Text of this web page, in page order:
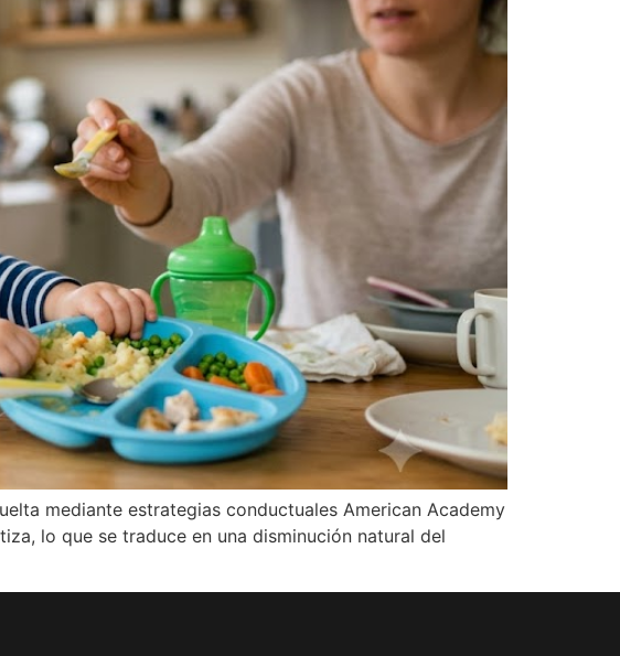
mediante estrategias conductuales American Academy
lo que se traduce en una disminución natural del